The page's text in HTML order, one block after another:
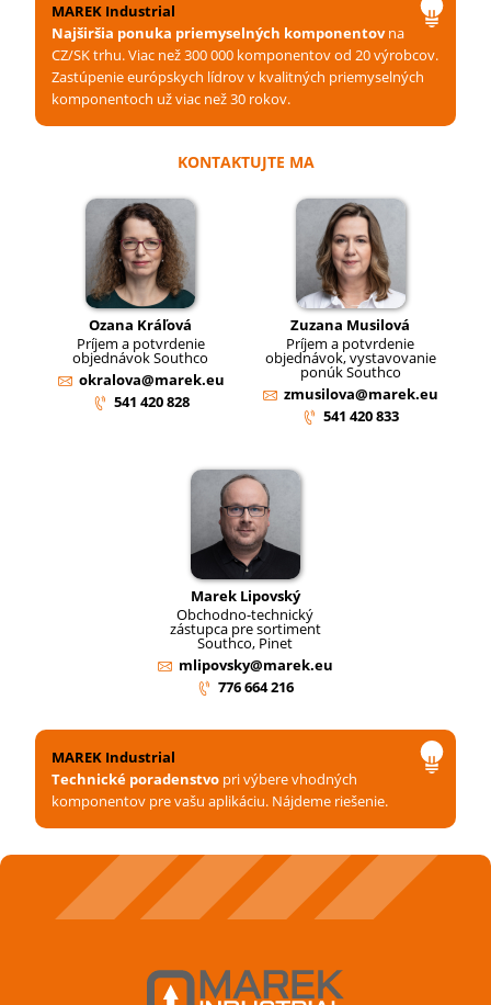
MAREK Industrial
Najširšia ponuka priemyselných komponentovna
CZ/SK trhu. Viac než 300 000 komponentov od 20 výrobcov.
Zastúpenie európskych lídrov v kvalitných priemyselných
komponentoch už viac než 30 rokov.
KONTAKTUJTE MA
Ozana Kráľová
Príjem a potvrdenie
objednávok Southco
okralova@marek.eu
541 420 828
Zuzana Musilová
Príjem a potvrdenie
objednávok, vystavovanie
ponúk Southco
zmusilova@marek.eu
541 420 833
Marek Lipovský
Obchodno-technický
zástupca pre sortiment
Southco, Pinet
mlipovsky@marek.eu
776 664 216
MAREK Industrial
Technické poradenstvo pri výbere vhodných
komponentov pre vašu aplikáciu. Nájdeme riešenie.